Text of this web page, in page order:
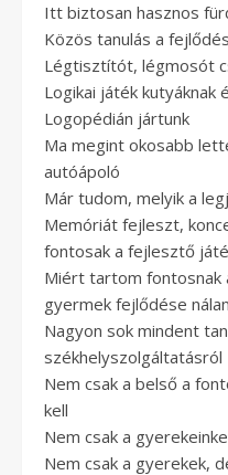
Itt biztosan hasznos
Közös tanulás a
Légtisztítót, légmosót
Logikai játék kutyáknak
Logopédián jártunk
Ma megint okosabb
autóápoló
Már tudom, melyik a
Memóriát fejleszt,
fontosak a fejlesztő
Miért tartom fontosnak
gyermek fejlődése
Nagyon sok mindent
székhelyszolgáltatásról
Nem csak a belső a
kell
Nem csak a
Nem csak a gyerekek,